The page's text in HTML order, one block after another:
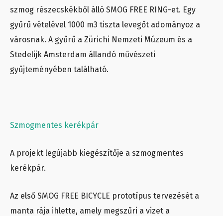
szmog részecskékből álló SMOG FREE RING-et. Egy
gyűrű vételével 1000 m3 tiszta levegőt adományoz a
városnak. A gyűrű a Zürichi Nemzeti Múzeum és a
Stedelijk Amsterdam állandó művészeti
gyűjteményében található.
Szmogmentes kerékpár
A projekt legújabb kiegészítője a szmogmentes
kerékpár.
Az első SMOG FREE BICYCLE prototípus tervezését a
manta rája ihlette, amely megszűri a vizet a